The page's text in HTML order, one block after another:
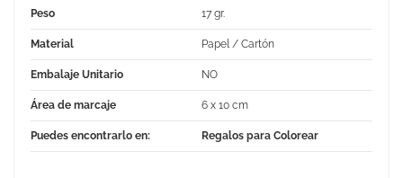
Peso 17 gr.
Material Papel / Cartón
Embalaje Unitario NO
Área de marcaje 6 x 10 cm
Puedes encontrarlo en: Regalos para Colorear